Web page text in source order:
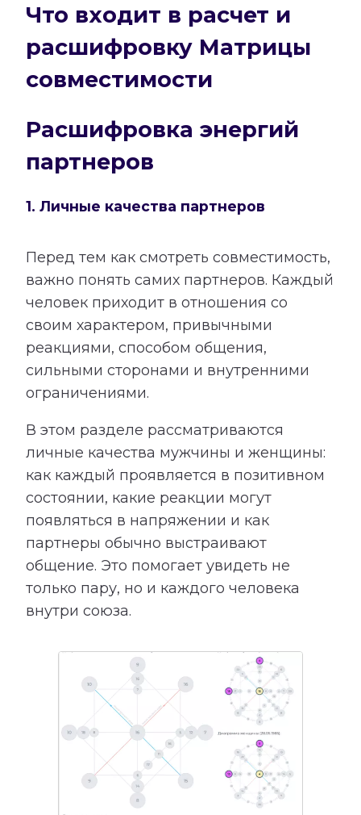
Что входит в расчет и
расшифровку Матрицы
совместимости
Расшифровка энергий
партнеров
1. Личные качества партнеров
Перед тем как смотреть совместимость,
важно понять самих партнеров. Каждый
человек приходит в отношения со
своим характером, привычными
реакциями, способом общения,
сильными сторонами и внутренними
ограничениями.
В этом разделе рассматриваются
личные качества мужчины и женщины:
как каждый проявляется в позитивном
состоянии, какие реакции могут
появляться в напряжении и как
партнеры обычно выстраивают
общение. Это помогает увидеть не
только пару, но и каждого человека
внутри союза.